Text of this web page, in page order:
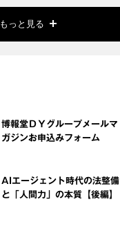
もっと見る
博報堂ＤＹグループメールマ
ガジンお申込みフォーム
AIエージェント時代の法整備
と「人間力」の本質【後編】